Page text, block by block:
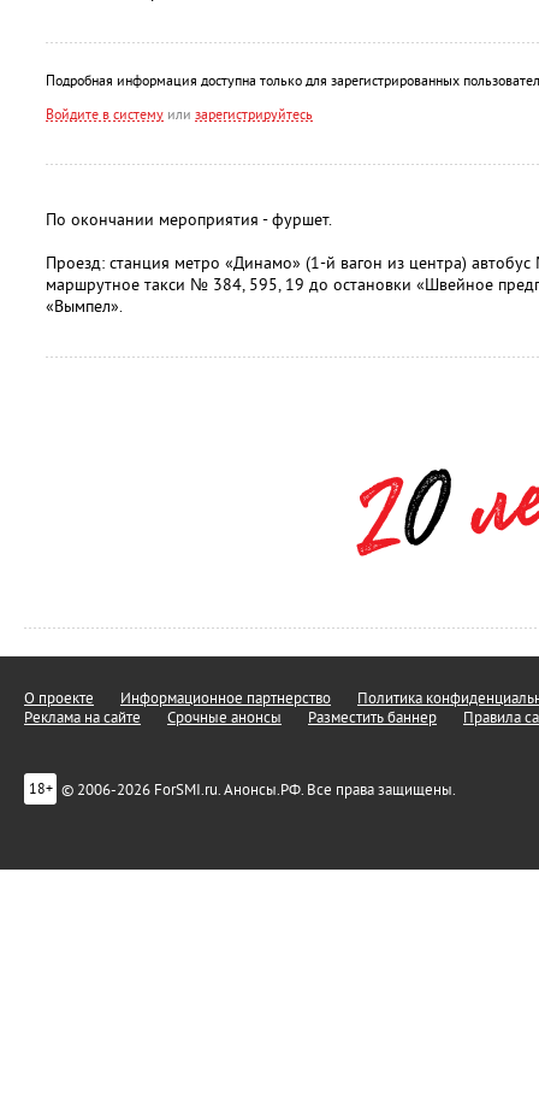
Подробная информация доступна только для зарегистрированных
Войдите в систему или зарегистрируйтесь
По окончании мероприятия - фуршет.
Проезд: станция метро «Динамо» (1-й вагон из центра)
маршрутное такси № 384, 595, 19 до остановки «Швейное
«Вымпел».
О проекте Информационное партнерство
Политика
Реклама на сайте
Срочные анонсы Разместить баннер Правила
18+ © 2006-2026 ForSMI.ru. Анонсы.РФ. Все права защищены.